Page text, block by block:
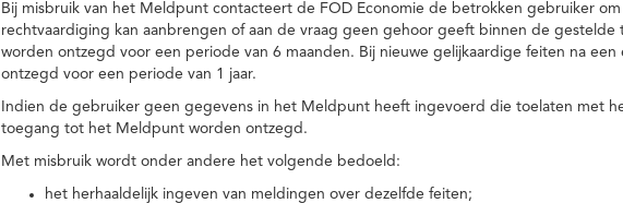
Bij misbruik van het Meldpunt contacteert de FOD Economie de betrokken gebruiker
rechtvaardiging kan aanbrengen of aan de vraag geen gehoor geeft binnen de
worden ontzegd voor een periode van 6 maanden. Bij nieuwe gelijkaardige feiten na
ontzegd voor een periode van 1 jaar.
Indien de gebruiker geen gegevens in het Meldpunt heeft ingevoerd die toelaten met
toegang tot het Meldpunt worden ontzegd.
Met misbruik wordt onder andere het volgende bedoeld:
het herhaaldelijk ingeven van meldingen over dezelfde feiten;